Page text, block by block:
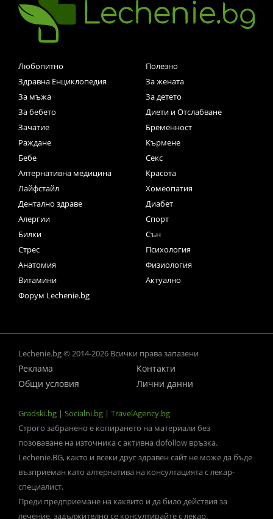
Любопитно
Полезно
Здравна Енциклопедия
За жената
За мъжа
За детето
За бебето
Диети и Отслабване
Зачатие
Бременност
Раждане
Кърмене
Бебе
Секс
Алтернативна медицина
Красота
Лайфстайл
Хомеопатия
Дентално здраве
Диабет
Алергии
Спорт
Билки
Сън
Стрес
Психология
Анатомия
Физиология
Витамини
Актуално
Форум Lechenie.bg
Lechenie.bg © 2014-2026 Всички права запазени
Реклама
Контакти
Общи условия
Лични данни
Gradski.bg | Socialni.bg | TravelAgency.bg
Строго забранено е копирането на материали без
позоваване на източника с активна dofollow връзка.
Lechenie.BG, както и всеки друг здравен сайт не може да бъде
възприеман като алтернатива на консултацията с лекар-
специалист.
Преди предприемане на каквито и да било действия за
лечение, задължително се консултирайте с лекар.